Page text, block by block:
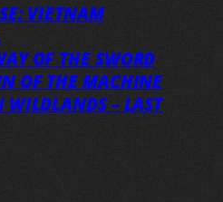
VIETNAM
OF THE SWORD
OF THE MACHINE
WILDLANDS – LAST